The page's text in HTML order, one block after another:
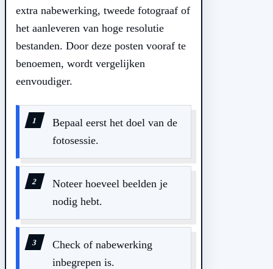
extra nabewerking, tweede fotograaf of
het aanleveren van hoge resolutie
bestanden. Door deze posten vooraf te
benoemen, wordt vergelijken
eenvoudiger.
Bepaal eerst het doel van de
fotosessie.
Noteer hoeveel beelden je
nodig hebt.
Check of nabewerking
inbegrepen is.